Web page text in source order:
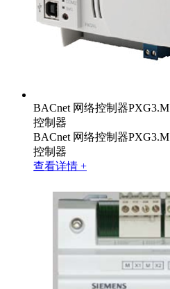
BACnet 网络控制器PXG3.M
控制器
BACnet 网络控制器PXG3.M
控制器
查看详情 +